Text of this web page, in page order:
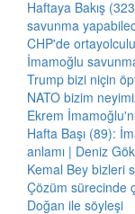
Haftaya Bakış
savunma
CHP'de
İmamoğlu
Trump bizi niçin
NATO bizim
Ekrem
Hafta Başı (89):
anlamı | Deniz
Kemal Bey bizleri
Çözüm sürecinde
Doğan ile söyleşi